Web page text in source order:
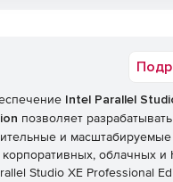
Intel Parallel
позволяет разрабатывать
и масштабируемые
облачных и
Studio XE Professional